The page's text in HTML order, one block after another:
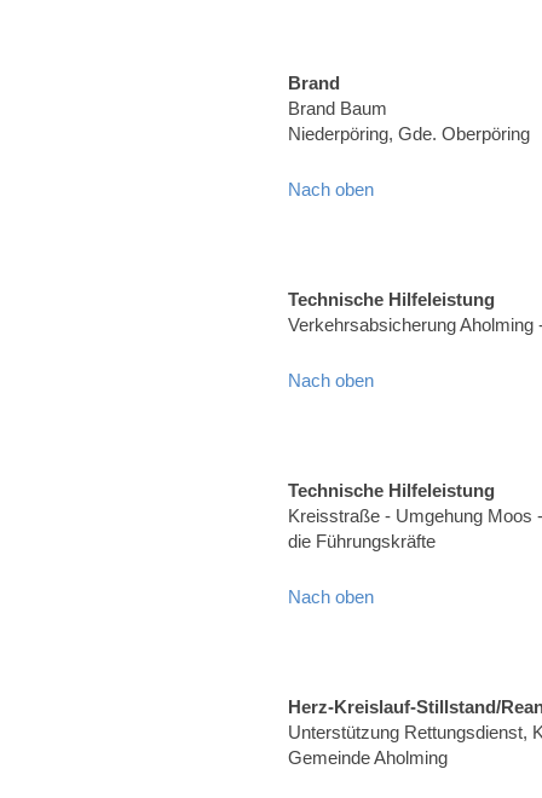
Brand
Brand Baum
Niederpöring, Gde. Oberpöring
Nach oben
Technische Hilfeleistung
Verkehrsabsicherung
Nach oben
Technische Hilfeleistung
Kreisstraße - Umgehung Moos
die Führungskräfte
Nach oben
Herz-Kreislauf-Stillstand/
Unterstützung Rettungsdienst,
Gemeinde Aholming